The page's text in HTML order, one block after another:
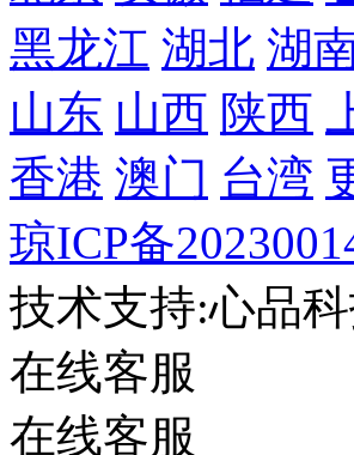
技术支持:心品
在线客服
在线客服
在线咨询
在线咨询
400-850-6009